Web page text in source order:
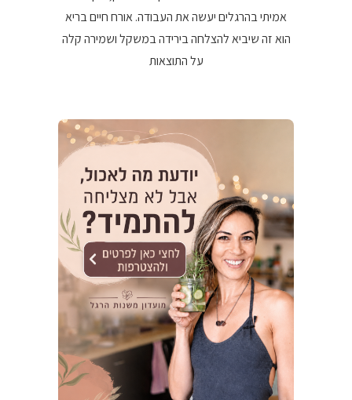
אמיתי בהרגלים יעשה את העבודה. אורח חיים בריא
הוא זה שיביא להצלחה בירידה במשקל ושמירה קלה
על התוצאות